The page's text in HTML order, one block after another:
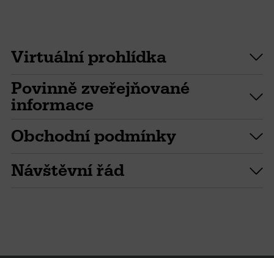
Virtuální prohlídka
Povinně zveřejňované
informace
Obchodní podmínky
Návštěvní řád